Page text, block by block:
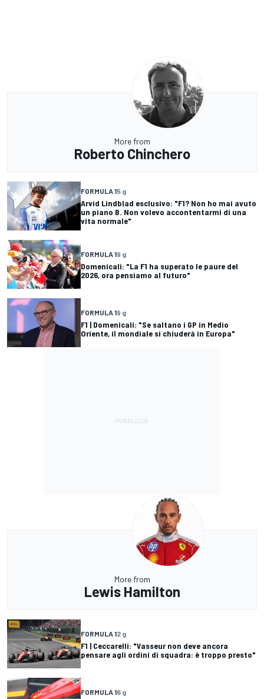
More from
Roberto Chinchero
FORMULA 15 g
Arvid Lindblad esclusivo: "F1? Non ho mai avuto
un piano B. Non volevo accontentarmi di una
vita normale"
FORMULA 19 g
Domenicali: "La F1 ha superato le paure del
2026, ora pensiamo al futuro"
FORMULA 19 g
F1 | Domenicali: "Se saltano i GP in Medio
Oriente, il mondiale si chiuderà in Europa"
More from
Lewis Hamilton
FORMULA 12 g
F1 | Ceccarelli: "Vasseur non deve ancora
pensare agli ordini di squadra: è troppo presto"
FORMULA 16 g